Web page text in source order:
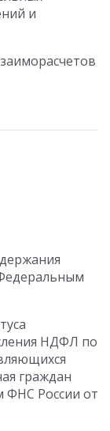
и
НДФЛ по
граждан
ФНС России от